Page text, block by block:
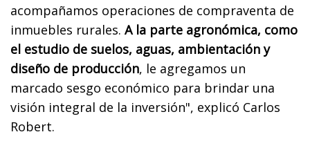
acompañamos operaciones de compraventa de
inmuebles rurales. A la parte agronómica, como
el estudio de suelos, aguas, ambientación y
diseño de producción, le agregamos un
marcado sesgo económico para brindar una
visión integral de la inversión", explicó Carlos
Robert.